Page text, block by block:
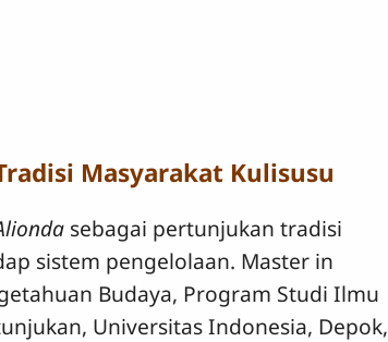
Masyarakat Kulisusu
sebagai pertunjukan tradisi
sistem pengelolaan. Master in
Budaya, Program Studi Ilmu
Universitas Indonesia, Depok,